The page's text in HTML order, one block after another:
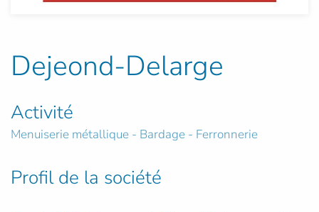
Dejeond-Delarge
Activité
Menuiserie métallique - Bardage - Ferronnerie
Profil de la société